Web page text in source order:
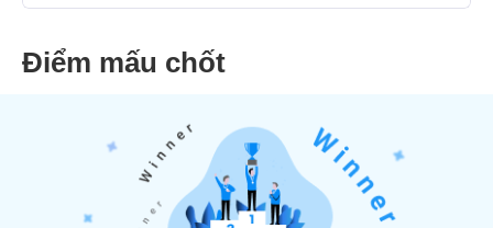
Điểm mấu chốt